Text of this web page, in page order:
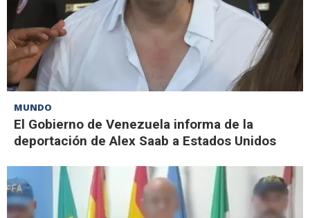
MUNDO
El Gobierno de Venezuela informa de la
deportación de Alex Saab a Estados Unidos